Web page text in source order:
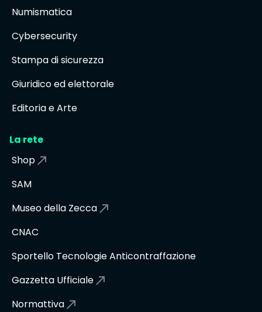
Numismatica
Cybersecurity
Stampa di sicurezza
Giuridico ed elettorale
Editoria e Arte
La rete
Shop
SAM
Museo della Zecca
CNAC
Sportello Tecnologie Anticontraffazione
Gazzetta Ufficiale
Normattiva